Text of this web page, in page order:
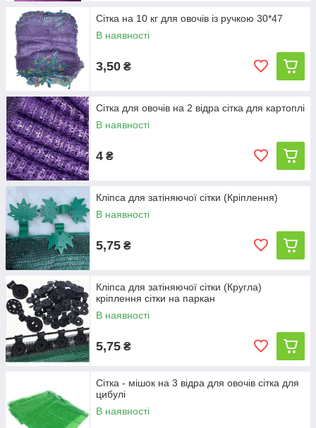
Сітка на 10 кг для овочів із ручкою 30*47
В наявності
3,50 ₴
Сітка для овочів на 2 відра сітка для картоплі
В наявності
4 ₴
Кліпса для затіняючої сітки (Кріплення)
В наявності
5,75 ₴
Кліпса для затіняючої сітки (Кругла)
кріплення сітки на паркан
В наявності
5,75 ₴
Сітка - мішок на 3 відра для овочів сітка для
цибулі
В наявності